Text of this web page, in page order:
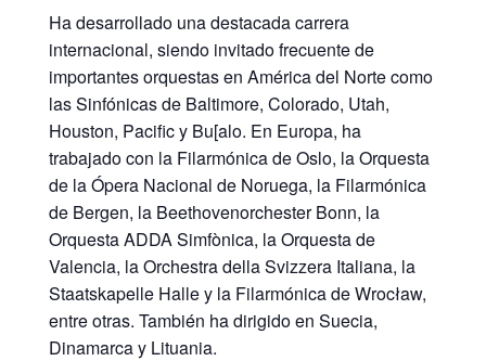
Ha desarrollado una destacada carrera
internacional, siendo invitado frecuente de
importantes orquestas en América del Norte como
las Sinfónicas de Baltimore, Colorado, Utah,
Houston, Paciﬁc y Bu[alo. En Europa, ha
trabajado con la Filarmónica de Oslo, la Orquesta
de la Ópera Nacional de Noruega, la Filarmónica
de Bergen, la Beethovenorchester Bonn, la
Orquesta ADDA Simfònica, la Orquesta de
Valencia, la Orchestra della Svizzera Italiana, la
Staatskapelle Halle y la Filarmónica de Wrocław,
entre otras. También ha dirigido en Suecia,
Dinamarca y Lituania.